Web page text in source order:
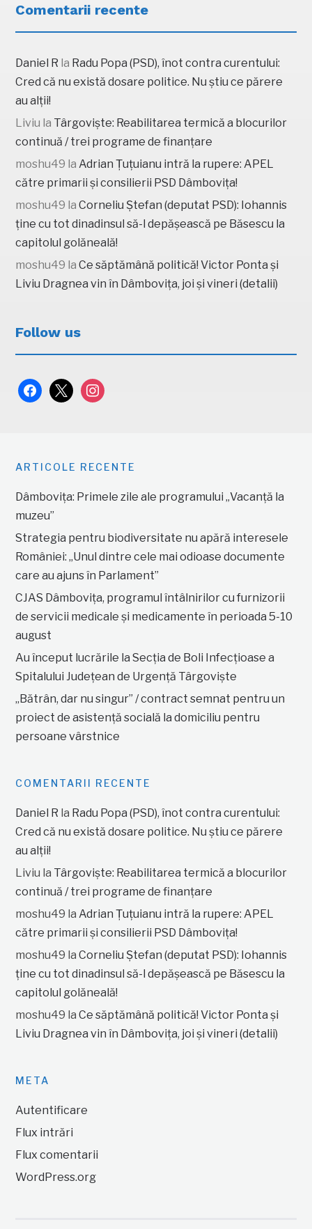
Comentarii recente
Daniel R la Radu Popa (PSD), înot contra curentului:
Cred că nu există dosare politice. Nu știu ce părere
au alții!
Liviu la Târgoviște: Reabilitarea termică a blocurilor
continuă / trei programe de finanțare
moshu49 laAdrian Țuțuianu intră la rupere: APEL
către primarii și consilierii PSD Dâmbovița!
moshu49 laCorneliu Ștefan (deputat PSD): Iohannis
ține cu tot dinadinsul să-l depășească pe Băsescu la
capitolul golăneală!
moshu49 laCe săptămână politică! Victor Ponta și
Liviu Dragnea vin în Dâmbovița, joi și vineri (detalii)
Follow us
facebook
x instagram
ARTICOLE RECENTE
Dâmbovița: Primele zile ale programului „Vacanță la
muzeu”
Strategia pentru biodiversitate nu apără interesele
României: „Unul dintre cele mai odioase documente
care au ajuns în Parlament”
CJAS Dâmbovița, programul întâlnirilor cu furnizorii
de servicii medicale și medicamente în perioada 5-10
august
Au început lucrările la Secția de Boli Infecțioase a
Spitalului Județean de Urgență Târgoviște
„Bătrân, dar nu singur” / contract semnat pentru un
proiect de asistență socială la domiciliu pentru
persoane vârstnice
COMENTARII RECENTE
Daniel R la Radu Popa (PSD), înot contra curentului:
Cred că nu există dosare politice. Nu știu ce părere
au alții!
Liviu la Târgoviște: Reabilitarea termică a blocurilor
continuă / trei programe de finanțare
moshu49 laAdrian Țuțuianu intră la rupere: APEL
către primarii și consilierii PSD Dâmbovița!
moshu49 laCorneliu Ștefan (deputat PSD): Iohannis
ține cu tot dinadinsul să-l depășească pe Băsescu la
capitolul golăneală!
moshu49 laCe săptămână politică! Victor Ponta și
Liviu Dragnea vin în Dâmbovița, joi și vineri (detalii)
META
Autentificare
Flux intrări
Flux comentarii
WordPress.org